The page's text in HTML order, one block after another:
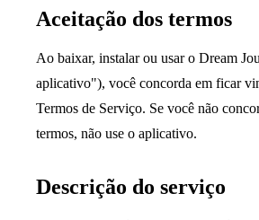
Aceitação dos termos
Ao baixar, instalar ou usar o Dream
aplicativo"), você concorda em ficar
Termos de Serviço. Se você não
termos, não use o aplicativo.
Descrição do serviço